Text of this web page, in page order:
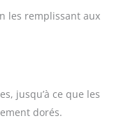
les remplissant aux
jusqu’à ce que les
dorés.